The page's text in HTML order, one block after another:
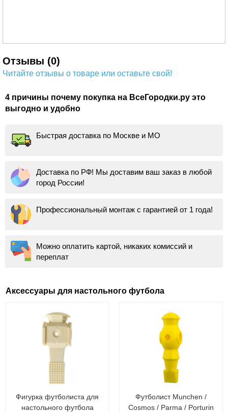
Отзывы (0)
Читайте отзывы о товаре или оставьте свой!
4 причины почему покупка на ВсеГородки.ру это
выгодно и удобно
Быстрая доставка по Москве и МО
Доставка по РФ! Мы доставим ваш заказ в любой
город России!
Профессиональный монтаж с гарантией от 1 года!
Можно оплатить картой, никаких комиссий и
переплат
Аксессуары для настольного футбола
Фигурка футболиста для
настольного футбола
Футболист Munchen /
Cosmos / Parma / Porturin